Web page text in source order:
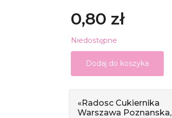
0,80 zł
Niedostępne
Dodaj do koszyka
«Radosc Cukiernika
Warszawa